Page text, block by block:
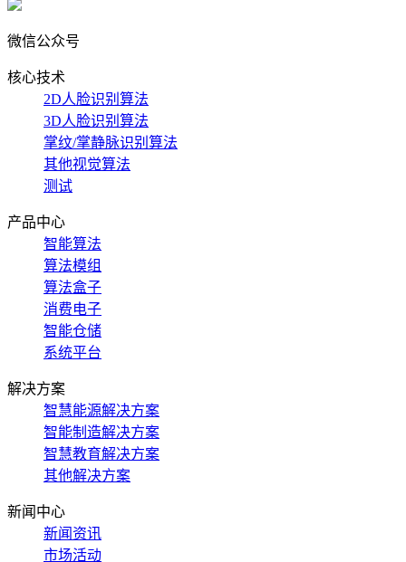
微信公众号
核心技术
2D人脸识别算法
3D人脸识别算法
掌纹/掌静脉识别算法
其他视觉算法
测试
产品中心
智能算法
算法模组
算法盒子
消费电子
智能仓储
系统平台
解决方案
智慧能源解决方案
智能制造解决方案
智慧教育解决方案
其他解决方案
新闻中心
新闻资讯
市场活动